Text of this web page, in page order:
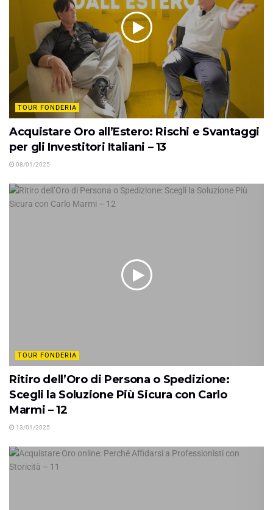
TOUR FONDERIA
Acquistare Oro all’Estero: Rischi e Svantaggi
per gli Investitori Italiani – 13
08/01/2025
TOUR FONDERIA
Ritiro dell’Oro di Persona o Spedizione:
Scegli la Soluzione Più Sicura con Carlo
Marmi – 12
13/01/2025